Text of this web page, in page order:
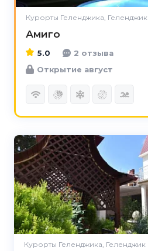
Курорты Геленджика, Геленджик
Амиго
5.0
2 отзыва
Открытие август
Курорты Геленджика, Геленджик